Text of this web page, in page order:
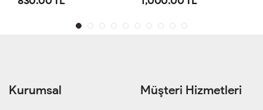
Kurumsal Müşteri Hizmetleri